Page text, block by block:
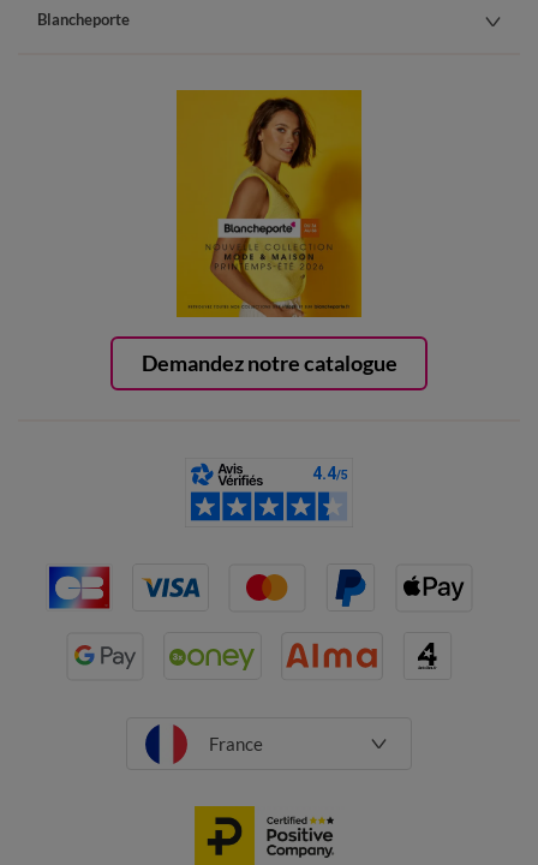
Demandez notre catalogue
Blancheporte
France